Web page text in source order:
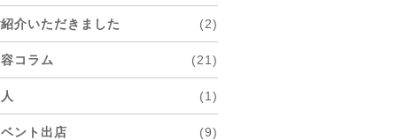
介いただきました (2)
コラム (21)
(1)
ント出店 (9)